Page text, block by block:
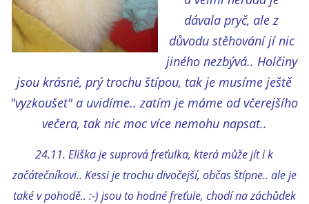
DFD - DOMOV FRETČÍCH DŮCHODCŮ
PODMÍNKY PŘEVZETÍ FRETKY.
O FRETCE
O FRETCE
dávala pryč, ale z
důvodu stěhování jí nic
jiného nezbývá.. Holčiny
jsou krásné, prý trochu štípou, tak je musíme ještě
"vyzkoušet" a uvidíme.. zatím je máme od včerejšího
večera, tak nic moc více nemohu napsat..
24.11. Eliška je suprová freťulka, která může jít i k
začátečníkovi.. Kessi je trochu divočejší, občas štípne.. ale je
také v pohodě.. :-) jsou to hodné freťule, chodí na záchůdek